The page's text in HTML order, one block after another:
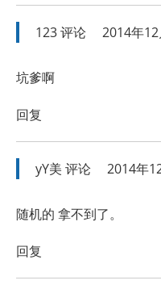
123评论 2014年
坑爹啊
回复
yY美 评论 2014年
随机的 拿不到了。
回复